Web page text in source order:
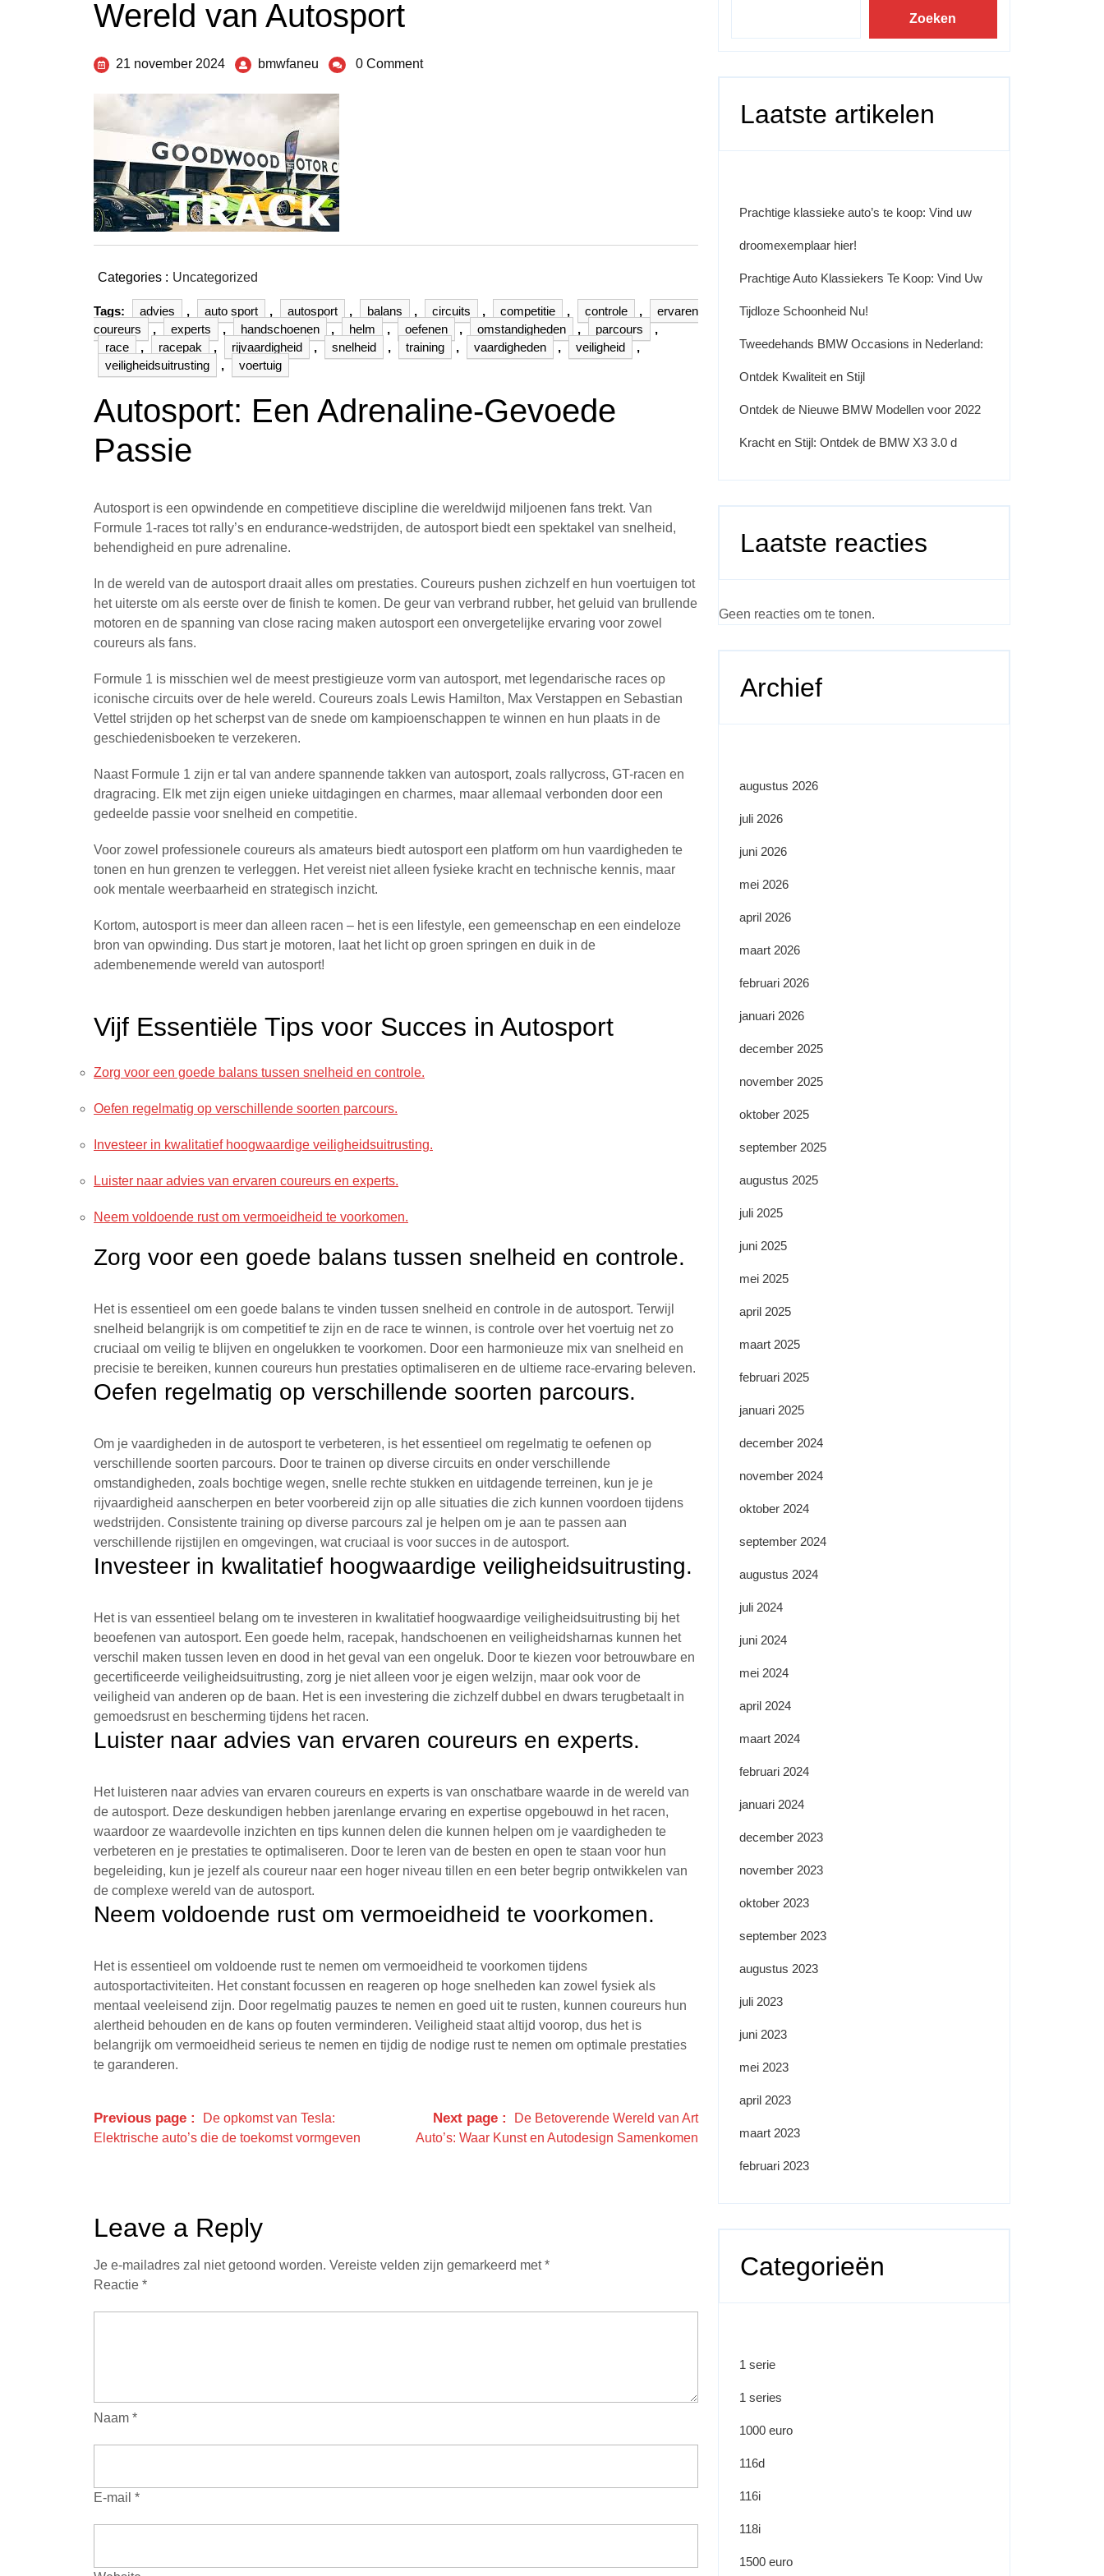
Wereld van Autosport
21 november 2024 bmwfaneu 0 Comment
Categories : Uncategorized
Tags: advies , auto sport , autosport , balans , circuits , competitie , controle ,
ervaren
coureurs
, experts , handschoenen , helm , oefenen , omstandigheden , parcours
,
race
, racepak , rijvaardigheid , snelheid , training , vaardigheden , veiligheid
,
veiligheidsuitrusting
, voertuig
Autosport: Een Adrenaline-Gevoede
Passie
Autosport is een opwindende en competitieve discipline die wereldwijd miljoenen fans trekt. Van
Formule 1-races tot rally’s en endurance-wedstrijden, de autosport biedt een spektakel van snelheid,
behendigheid en pure adrenaline.
In de wereld van de autosport draait alles om prestaties. Coureurs pushen zichzelf en hun voertuigen tot
het uiterste om als eerste over de finish te komen. De geur van verbrand rubber, het geluid van brullende
motoren en de spanning van close racing maken autosport een onvergetelijke ervaring voor zowel
coureurs als fans.
Formule 1 is misschien wel de meest prestigieuze vorm van autosport, met legendarische races op
iconische circuits over de hele wereld. Coureurs zoals Lewis Hamilton, Max Verstappen en Sebastian
Vettel strijden op het scherpst van de snede om kampioenschappen te winnen en hun plaats in de
geschiedenisboeken te verzekeren.
Naast Formule 1 zijn er tal van andere spannende takken van autosport, zoals rallycross, GT-racen en
dragracing. Elk met zijn eigen unieke uitdagingen en charmes, maar allemaal verbonden door een
gedeelde passie voor snelheid en competitie.
Voor zowel professionele coureurs als amateurs biedt autosport een platform om hun vaardigheden te
tonen en hun grenzen te verleggen. Het vereist niet alleen fysieke kracht en technische kennis, maar
ook mentale weerbaarheid en strategisch inzicht.
Kortom, autosport is meer dan alleen racen – het is een lifestyle, een gemeenschap en een eindeloze
bron van opwinding. Dus start je motoren, laat het licht op groen springen en duik in de
adembenemende wereld van autosport!
Vijf Essentiële Tips voor Succes in Autosport
Zorg voor een goede balans tussen snelheid en controle.
Oefen regelmatig op verschillende soorten parcours.
Investeer in kwalitatief hoogwaardige veiligheidsuitrusting.
Luister naar advies van ervaren coureurs en experts.
Neem voldoende rust om vermoeidheid te voorkomen.
Zorg voor een goede balans tussen snelheid en controle.
Het is essentieel om een goede balans te vinden tussen snelheid en controle in de autosport. Terwijl
snelheid belangrijk is om competitief te zijn en de race te winnen, is controle over het voertuig net zo
cruciaal om veilig te blijven en ongelukken te voorkomen. Door een harmonieuze mix van snelheid en
precisie te bereiken, kunnen coureurs hun prestaties optimaliseren en de ultieme race-ervaring beleven.
Oefen regelmatig op verschillende soorten parcours.
Om je vaardigheden in de autosport te verbeteren, is het essentieel om regelmatig te oefenen op
verschillende soorten parcours. Door te trainen op diverse circuits en onder verschillende
omstandigheden, zoals bochtige wegen, snelle rechte stukken en uitdagende terreinen, kun je je
rijvaardigheid aanscherpen en beter voorbereid zijn op alle situaties die zich kunnen voordoen tijdens
wedstrijden. Consistente training op diverse parcours zal je helpen om je aan te passen aan
verschillende rijstijlen en omgevingen, wat cruciaal is voor succes in de autosport.
Investeer in kwalitatief hoogwaardige veiligheidsuitrusting.
Het is van essentieel belang om te investeren in kwalitatief hoogwaardige veiligheidsuitrusting bij het
beoefenen van autosport. Een goede helm, racepak, handschoenen en veiligheidsharnas kunnen het
verschil maken tussen leven en dood in het geval van een ongeluk. Door te kiezen voor betrouwbare en
gecertificeerde veiligheidsuitrusting, zorg je niet alleen voor je eigen welzijn, maar ook voor de
veiligheid van anderen op de baan. Het is een investering die zichzelf dubbel en dwars terugbetaalt in
gemoedsrust en bescherming tijdens het racen.
Luister naar advies van ervaren coureurs en experts.
Het luisteren naar advies van ervaren coureurs en experts is van onschatbare waarde in de wereld van
de autosport. Deze deskundigen hebben jarenlange ervaring en expertise opgebouwd in het racen,
waardoor ze waardevolle inzichten en tips kunnen delen die kunnen helpen om je vaardigheden te
verbeteren en je prestaties te optimaliseren. Door te leren van de besten en open te staan voor hun
begeleiding, kun je jezelf als coureur naar een hoger niveau tillen en een beter begrip ontwikkelen van
de complexe wereld van de autosport.
Neem voldoende rust om vermoeidheid te voorkomen.
Het is essentieel om voldoende rust te nemen om vermoeidheid te voorkomen tijdens
autosportactiviteiten. Het constant focussen en reageren op hoge snelheden kan zowel fysiek als
mentaal veeleisend zijn. Door regelmatig pauzes te nemen en goed uit te rusten, kunnen coureurs hun
alertheid behouden en de kans op fouten verminderen. Veiligheid staat altijd voorop, dus het is
belangrijk om vermoeidheid serieus te nemen en tijdig de nodige rust te nemen om optimale prestaties
te garanderen.
Previous page
De opkomst van Tesla:
Elektrische auto’s die de toekomst vormgeven
Next page
De Betoverende Wereld van Art
Auto’s: Waar Kunst en Autodesign Samenkomen
Leave a Reply
Je e-mailadres zal niet getoond worden. Vereiste velden zijn gemarkeerd met*
Reactie *
Naam *
E-mail *
Zoeken
Laatste artikelen
Prachtige klassieke auto’s te koop: Vind uw
droomexemplaar hier!
Prachtige Auto Klassiekers Te Koop: Vind Uw
Tijdloze Schoonheid Nu!
Tweedehands BMW Occasions in Nederland:
Ontdek Kwaliteit en Stijl
Ontdek de Nieuwe BMW Modellen voor 2022
Kracht en Stijl: Ontdek de BMW X3 3.0 d
Laatste reacties
Geen reacties om te tonen.
Archief
augustus 2026
juli 2026
juni 2026
mei 2026
april 2026
maart 2026
februari 2026
januari 2026
december 2025
november 2025
oktober 2025
september 2025
augustus 2025
juli 2025
juni 2025
mei 2025
april 2025
maart 2025
februari 2025
januari 2025
december 2024
november 2024
oktober 2024
september 2024
augustus 2024
juli 2024
juni 2024
mei 2024
april 2024
maart 2024
februari 2024
januari 2024
december 2023
november 2023
oktober 2023
september 2023
augustus 2023
juli 2023
juni 2023
mei 2023
april 2023
maart 2023
februari 2023
Categorieën
1 serie
1 series
1000 euro
116d
116i
118i
1500 euro